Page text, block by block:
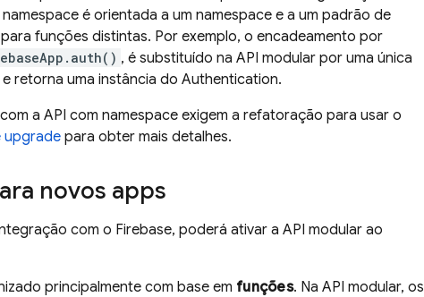
é orientada a um namespace e a um padrão de
funções distintas. Por exemplo, o encadeamento por
, é substituído na API modular por uma única
e retorna uma instância do Authentication.
a API com namespace exigem a refatoração para usar o
upgrade para obter mais detalhes.
novos apps
com o Firebase, poderá ativar a API modular ao
principalmente com base em funções. Na API modular, os